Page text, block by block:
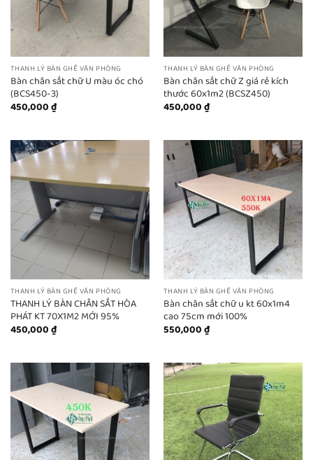
THANH LÝ BÀN GHẾ VĂN PHÒNG
Bàn chân sắt chữ U màu óc chó
(BCS450-3)
450,000₫
THANH LÝ BÀN GHẾ VĂN PHÒNG
Bàn chân sắt chữ Z giá rẻ kích
thước 60x1m2 (BCSZ450)
450,000₫
THANH LÝ BÀN GHẾ VĂN PHÒNG
THANH LÝ BÀN CHÂN SẮT HÒA
PHÁT KT 70X1M2 MỚI 95%
450,000₫
THANH LÝ BÀN GHẾ VĂN PHÒNG
Bàn chân sắt chữ u kt 60x1m4
cao 75cm mới 100%
550,000₫